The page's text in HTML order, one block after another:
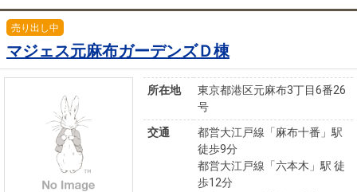
購入向け
サービス
ンシミュ
レーショ
ン
役立ちコ
ラム）
住まいと
暮らしの
税金の本
購入ガイ
ラム）
住まいと
暮らしの
税金の本
（電子ブ
ック）
売却ガイ
ド
マジェス元麻布ガーデンズＤ棟
売り出し中
所在地
東京都港区元麻布3丁目6番26
号
交通
都営大江戸線「麻布十番」駅
徒歩9分
都営大江戸線「六本木」駅 徒
歩12分